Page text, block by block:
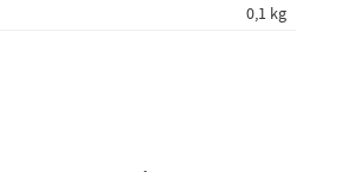
0,1 kg